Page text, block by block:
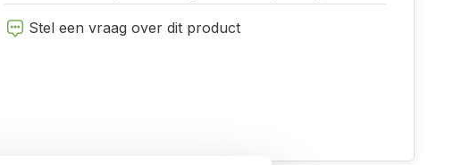
Stel een vraag over dit product